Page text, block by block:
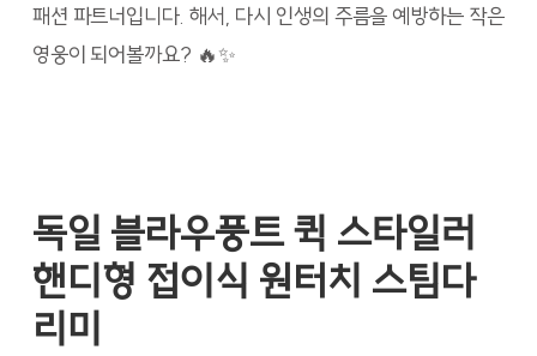
패션 파트너입니다. 해서, 다시 인생의 주름을 예방하는 작은
영웅이 되어볼까요? 🔥✨
독일 블라우풍트 퀵 스타일러
핸디형 접이식 원터치 스팀다
리미